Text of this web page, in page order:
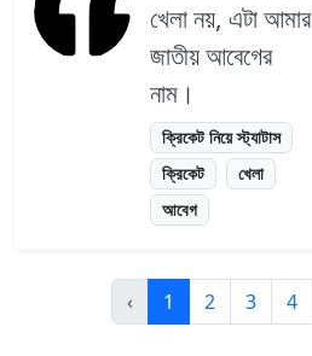
খেলা নয়, এটা আমার
জাতীয় আবেগের
নাম।
ক্রিকেট নিয়ে স্ট্যাটাস
ক্রিকেট
খেলা
আবেগ
‹ 1 2 3 4